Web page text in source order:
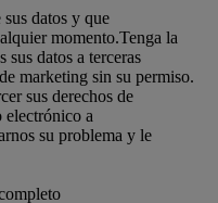
datos y que
momento.Tenga la
sus datos a terceras
marketing sin su permiso.
sus derechos de
electrónico a
su problema y le